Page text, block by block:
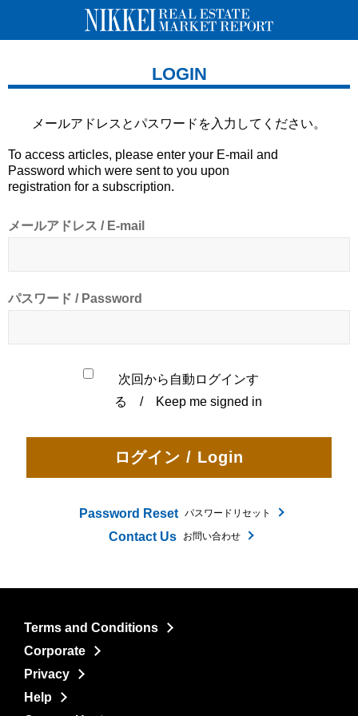
LOGIN
メールアドレスとパスワードを 入力してください。
To access articles, please enter your E-mail and
Password which were sent to you upon
registration for a subscription.
メールアドレス / E-mail
パスワード / Password
次回から自動ログインす
る / Keep me signed in
Password Reset パスワードリセット
Contact Us お問い合わせ
Terms and Conditions
Corporate
Privacy
Help